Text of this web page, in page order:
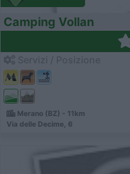
Camping Vollan
Merano (BZ) - 11km
Via delle Decime, 6